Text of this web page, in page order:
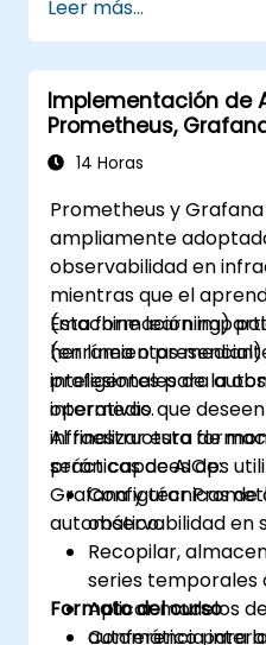
Leer más...
Implementación de
Prometheus,
14 Horas
Prometheus y
ampliamente
observabilidad en
mientras que el
(machine learning)
herramientas
inteligentes para
operativas.
Esta formación
(en línea o
profesionales de la
intermedio que
infraestructura de
prácticas de AIOps
Grafana y técnicas de
automático.
Al finalizar esta
serán capaces de:
Configurar
observabilidad en
Recopilar,
series temporales
Aplicar modelos
automático para
Formato del curso
Conferencia